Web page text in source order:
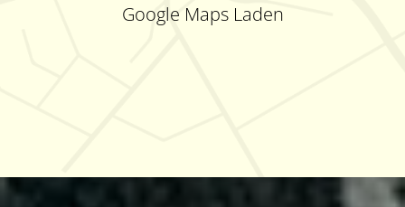
Google Maps Laden